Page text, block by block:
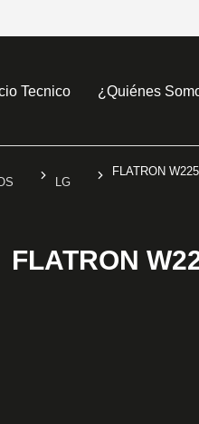
Tecnico ¿Quiénes
LG
FLATRON
FLATRON